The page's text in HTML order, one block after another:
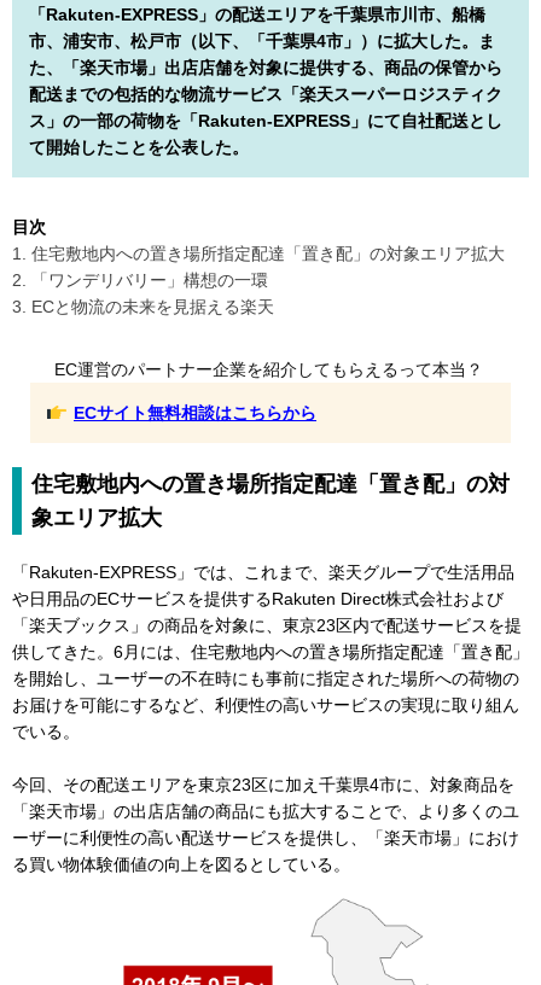
「Rakuten-EXPRESS」の配送エリアを千葉県市川市、船橋
市、浦安市、松戸市（以下、「千葉県4市」）に拡大した。ま
た、「楽天市場」出店店舗を対象に提供する、商品の保管から
配送までの包括的な物流サービス「楽天スーパーロジスティク
ス」の一部の荷物を「Rakuten-EXPRESS」にて自社配送とし
て開始したことを公表した。
目次
1. 住宅敷地内への置き場所指定配達「置き配」の対象エリア拡大
2. 「ワンデリバリー」構想の一環
3. ECと物流の未来を見据える楽天
EC運営のパートナー企業を紹介してもらえるって本当？
ECサイト無料相談はこちらから
住宅敷地内への置き場所指定配達「置き配」の対
象エリア拡大
「Rakuten-EXPRESS」では、これまで、楽天グループで生活用品
や日用品のECサービスを提供するRakuten Direct株式会社および
「楽天ブックス」の商品を対象に、東京23区内で配送サービスを提
供してきた。6月には、住宅敷地内への置き場所指定配達「置き配」
を開始し、ユーザーの不在時にも事前に指定された場所への荷物の
お届けを可能にするなど、利便性の高いサービスの実現に取り組ん
でいる。
今回、その配送エリアを東京23区に加え千葉県4市に、対象商品を
「楽天市場」の出店店舗の商品にも拡大することで、より多くのユ
ーザーに利便性の高い配送サービスを提供し、「楽天市場」におけ
る買い物体験価値の向上を図るとしている。